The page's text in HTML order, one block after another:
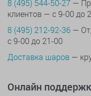
8 (495) 544-50-27 —
клиентов — с 9-00 до
8 (495) 212-92-36 —
с 9-00 до 21-00
Доставка шаров —
Онлайн